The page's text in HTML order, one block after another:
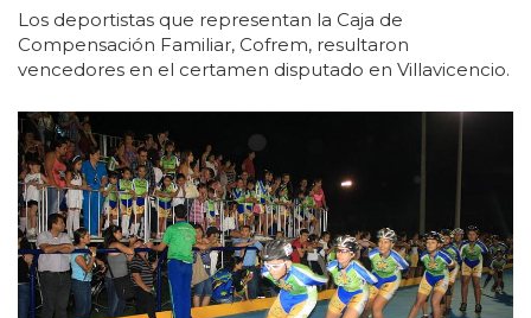
Los deportistas que representan la Caja de
Compensación Familiar, Cofrem, resultaron
vencedores en el certamen disputado en Villavicencio.